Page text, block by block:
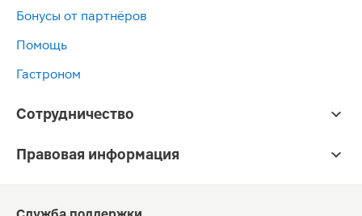
Бонусы от партнёров
Помощь
Гастроном
Сотрудничество
Правовая информация